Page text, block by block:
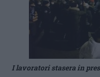
I lavoratori stasera in